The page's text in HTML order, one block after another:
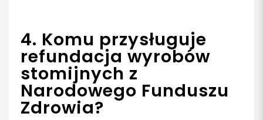
4. Komu przysługuje
refundacja wyrobów
stomijnych z
Narodowego Funduszu
Zdrowia?